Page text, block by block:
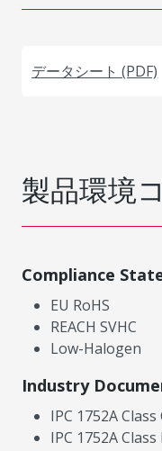
データシート (PDF)
製品環境
Compliance
EU RoHS
REACH SVHC
Low-Halogen
Industry
IPC 1752A Class
IPC 1752A Class